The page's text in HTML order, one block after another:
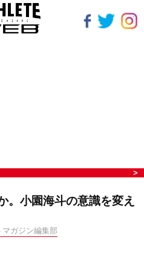
。小園海斗の意識を変え
ガジン編集部